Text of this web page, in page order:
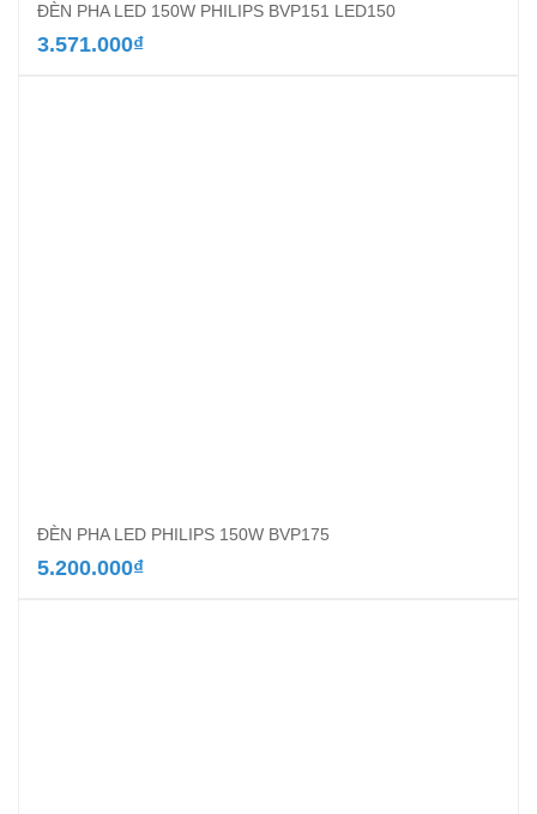
ĐÈN PHA LED 150W PHILIPS BVP151 LED150
3.571.000₫
ĐÈN PHA LED PHILIPS 150W BVP175
5.200.000₫